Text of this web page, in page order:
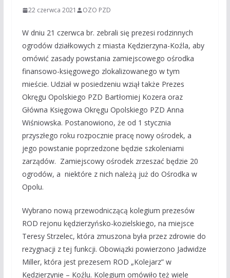
22 czerwca 2021 OZO PZD
W dniu 21 czerwca br. zebrali się prezesi rodzinnych
ogrodów działkowych z miasta Kędzierzyna-Koźla, aby
omówić zasady powstania zamiejscowego ośrodka
finansowo-księgowego zlokalizowanego w tym
mieście. Udział w posiedzeniu wziął także Prezes
Okręgu Opolskiego PZD Bartłomiej Kozera oraz
Główna Księgowa Okręgu Opolskiego PZD Anna
Wiśniowska. Postanowiono, że od 1 stycznia
przyszłego roku rozpocznie pracę nowy ośrodek, a
jego powstanie poprzedzone będzie szkoleniami
zarządów. Zamiejscowy ośrodek zrzeszać będzie 20
ogrodów, a niektóre z nich należą już do Ośrodka w
Opolu.
Wybrano nową przewodniczącą kolegium prezesów
ROD rejonu kędzierzyńsko-kozielskiego, na miejsce
Teresy Strzelec, która zmuszona była przez zdrowie do
rezygnacji z tej funkcji. Obowiązki powierzono Jadwidze
Miller, która jest prezesem ROD „Kolejarz” w
Kędzierzynie – Koźlu. Kolegium omówiło też wiele